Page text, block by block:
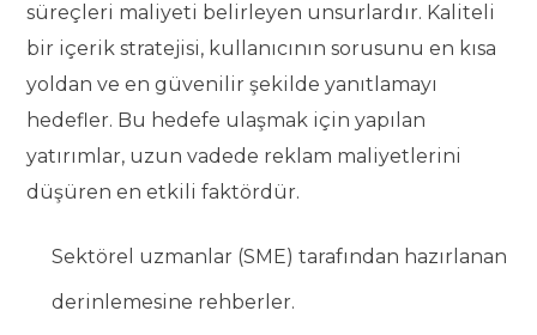
süreçleri maliyeti belirleyen unsurlardır. Kaliteli
bir içerik stratejisi, kullanıcının sorusunu en kısa
yoldan ve en güvenilir şekilde yanıtlamayı
hedefler. Bu hedefe ulaşmak için yapılan
yatırımlar, uzun vadede reklam maliyetlerini
düşüren en etkili faktördür.
Sektörel uzmanlar (SME) tarafından hazırlanan
derinlemesine rehberler.